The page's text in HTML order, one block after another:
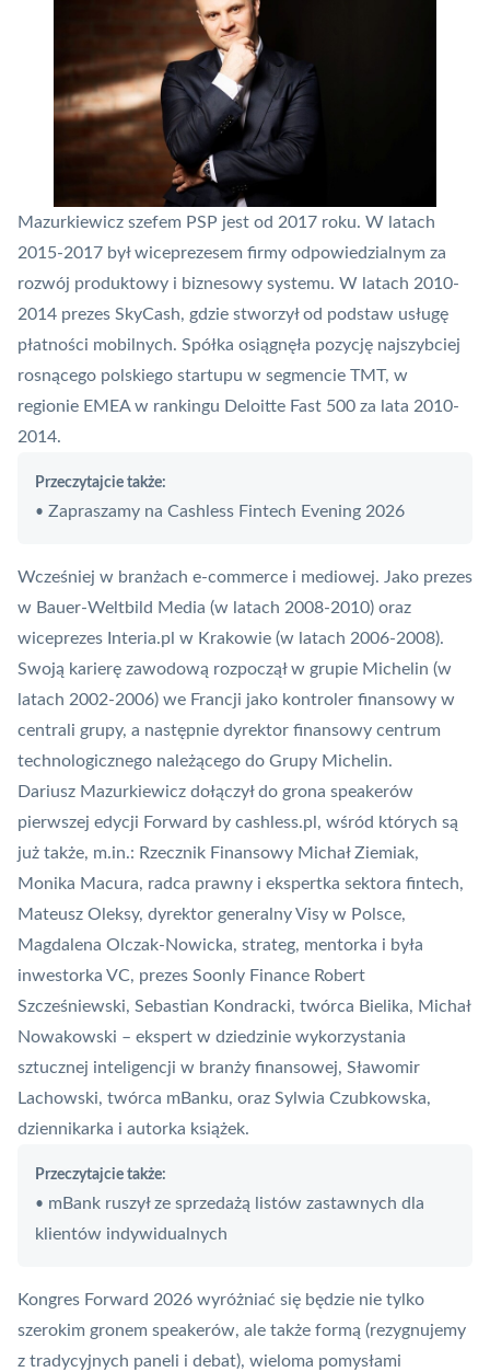
Mazurkiewicz szefem PSP jest od 2017 roku. W latach
2015-2017 był wiceprezesem firmy odpowiedzialnym za
rozwój produktowy i biznesowy systemu. W latach 2010-
2014 prezes SkyCash, gdzie stworzył od podstaw usługę
płatności mobilnych. Spółka osiągnęła pozycję najszybciej
rosnącego polskiego startupu w segmencie TMT, w
regionie EMEA w rankingu Deloitte Fast 500 za lata 2010-
2014.
Przeczytajcie także:
• Zapraszamy na Cashless Fintech Evening 2026
Wcześniej w branżach e-commerce i mediowej. Jako prezes
w Bauer-Weltbild Media (w latach 2008-2010) oraz
wiceprezes Interia.pl w Krakowie (w latach 2006-2008).
Swoją karierę zawodową rozpoczął w grupie Michelin (w
latach 2002-2006) we Francji jako kontroler finansowy w
centrali grupy, a następnie dyrektor finansowy centrum
technologicznego należącego do Grupy Michelin.
Dariusz Mazurkiewicz dołączył do grona speakerów
pierwszej edycji Forward by cashless.pl , wśród których są
już także, m.in.: Rzecznik Finansowy Michał Ziemiak,
Monika Macura, radca prawny i ekspertka sektora fintech,
Mateusz Oleksy, dyrektor generalny Visy w Polsce,
Magdalena Olczak-Nowicka, strateg, mentorka i była
inwestorka VC, prezes Soonly Finance Robert
Szcześniewski, Sebastian Kondracki, twórca Bielika, Michał
Nowakowski – ekspert w dziedzinie wykorzystania
sztucznej inteligencji w branży finansowej, Sławomir
Lachowski, twórca mBanku, oraz Sylwia Czubkowska,
dziennikarka i autorka książek.
Przeczytajcie także:
• mBank ruszył ze sprzedażą listów zastawnych dla
klientów indywidualnych
Kongres Forward 2026 wyróżniać się będzie nie tylko
szerokim gronem speakerów, ale także formą (rezygnujemy
z tradycyjnych paneli i debat), wieloma pomysłami